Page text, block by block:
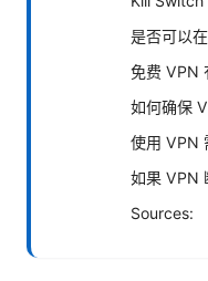
是否可以
免费 VPN
如何确保
使用 VPN
如果 VPN
Sources: